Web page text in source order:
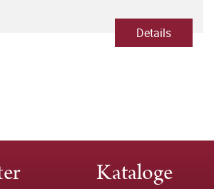
Details
Kataloge